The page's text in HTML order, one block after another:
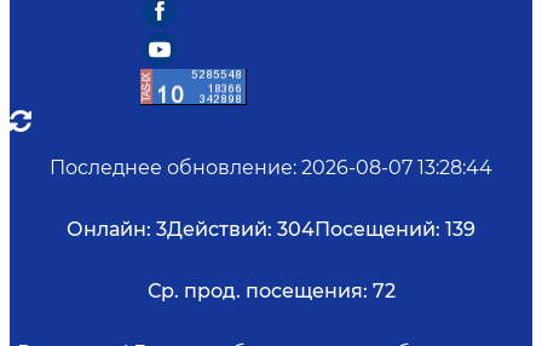
Последнее обновление: 2026-08-07 13:28:44
Онлайн: 3Действий: 304Посещений: 139
Ср. прод. посещения: 72